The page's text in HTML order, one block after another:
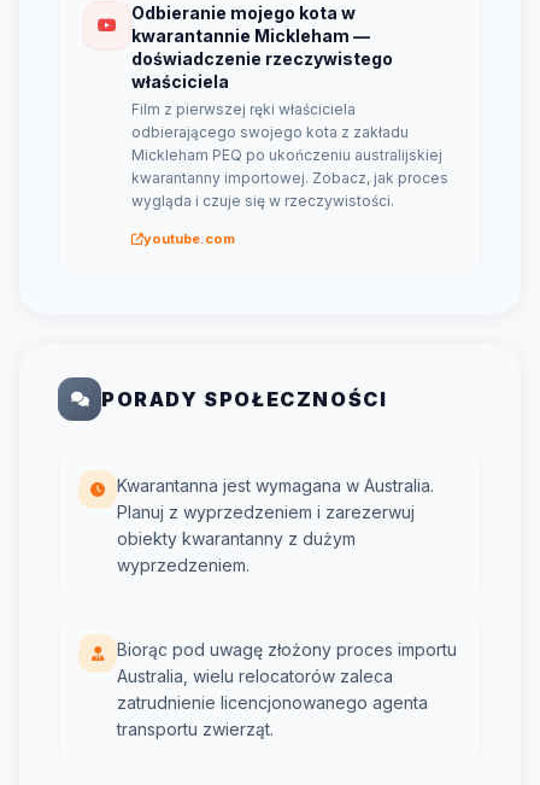
Odbieranie mojego kota w
kwarantannie Mickleham —
doświadczenie rzeczywistego
właściciela
Film z pierwszej ręki właściciela
odbierającego swojego kota z zakładu
Mickleham PEQ po ukończeniu australijskiej
kwarantanny importowej. Zobacz, jak proces
wygląda i czuje się w rzeczywistości.
youtube.com
PORADY SPOŁECZNOŚCI
Kwarantanna jest wymagana w Australia.
Planuj z wyprzedzeniem i zarezerwuj
obiekty kwarantanny z dużym
wyprzedzeniem.
Biorąc pod uwagę złożony proces importu
Australia, wielu relocatorów zaleca
zatrudnienie licencjonowanego agenta
transportu zwierząt.